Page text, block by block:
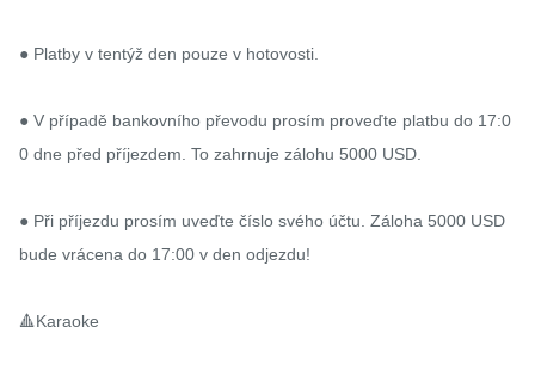
● Platby v tentýž den pouze v hotovosti.
● V případě bankovního převodu prosím proveďte platbu do 17:0
0 dne před příjezdem. To zahrnuje zálohu 5000 USD.
● Při příjezdu prosím uveďte číslo svého účtu. Záloha 5000 USD
bude vrácena do 17:00 v den odjezdu!
🔺Karaoke